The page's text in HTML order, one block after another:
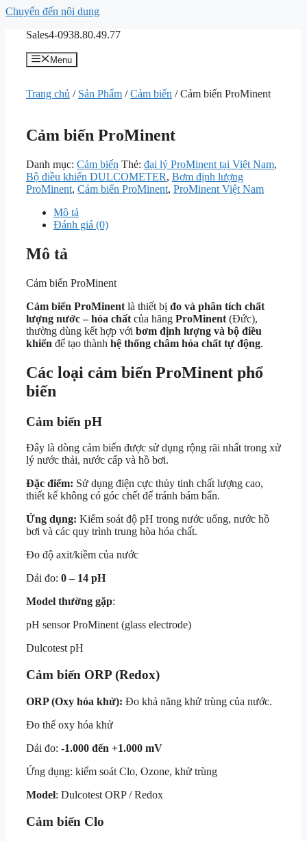
Chuyển đến nội dung
Sales4-0938.80.49.77
Menu
Trang chủ / Sản Phẩm /Cảm biến / Cảm biến ProMinent
Cảm biến ProMinent
Danh mục: Cảm biến Thẻ: đại lý ProMinent tại Việt Nam,
Bộ điều khiển DULCOMETER, Bơm định lượng
ProMinent, Cảm biến ProMinent, ProMinent Việt Nam
Mô tả
Đánh giá (0)
Mô tả
Cảm biến ProMinent
Cảm biến ProMinent là thiết bị đo và phân tích chất
lượng nước – hóa chất của hãng ProMinent (Đức),
thường dùng kết hợp với bơm định lượng và bộ điều
khiển để tạo thành hệ thống châm hóa chất tự động.
Các loại cảm biến ProMinent phổ
biến
Cảm biến pH
Đây là dòng cảm biến được sử dụng rộng rãi nhất trong xử
lý nước thải, nước cấp và hồ bơi.
Đặc điểm: Sử dụng điện cực thủy tinh chất lượng cao,
thiết kế không có góc chết để tránh bám bẩn.
Ứng dụng: Kiểm soát độ pH trong nước uống, nước hồ
bơi và các quy trình trung hòa hóa chất.
Đo độ axit/kiềm của nước
Dải đo: 0 – 14 pH
Model thường gặp:
pH sensor ProMinent (glass electrode)
Dulcotest pH
Cảm biến ORP (Redox)
ORP (Oxy hóa khử): Đo khả năng khử trùng của nước.
Đo thế oxy hóa khử
Dải đo: -1.000 đến +1.000 mV
Ứng dụng: kiểm soát Clo, Ozone, khử trùng
Model: Dulcotest ORP / Redox
Cảm biến Clo